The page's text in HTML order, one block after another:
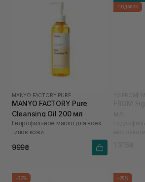
MANYO FACTORY PURE
MANYO FACTORY Pure
Cleansing Oil 200 мл
Гидрофильное масло для всех
типов кожи
999₴
ПОДАРОК
-35%
-35%